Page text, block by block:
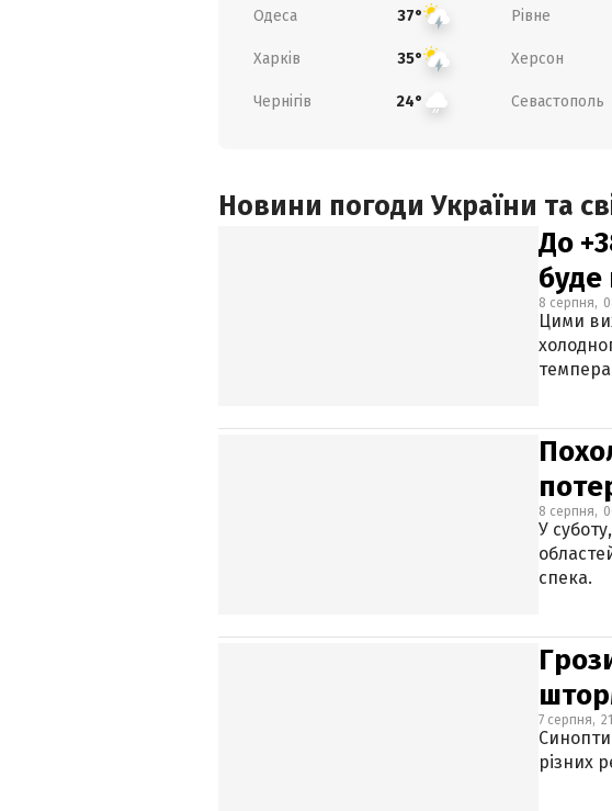
Одеса 37° Рівне
Харків 35° Херсон
Чернігів 24° Севастополь
Новини погоди України та
До
буде
8 серпня,
Цими
8 серпня,
У
спека.
7 серпня,
різних